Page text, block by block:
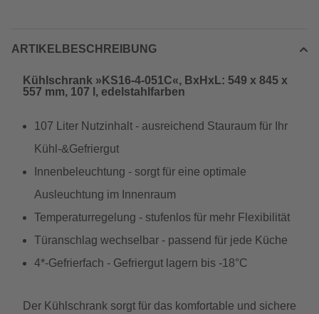
ARTIKELBESCHREIBUNG
Kühlschrank »KS16-4-051C«, BxHxL: 549 x 845 x
557 mm, 107 l, edelstahlfarben
107 Liter Nutzinhalt - ausreichend Stauraum für Ihr
Kühl-&Gefriergut
Innenbeleuchtung - sorgt für eine optimale
Ausleuchtung im Innenraum
Temperaturregelung - stufenlos für mehr Flexibilität
Türanschlag wechselbar - passend für jede Küche
4*-Gefrierfach - Gefriergut lagern bis -18°C
Der Kühlschrank sorgt für das komfortable und sichere